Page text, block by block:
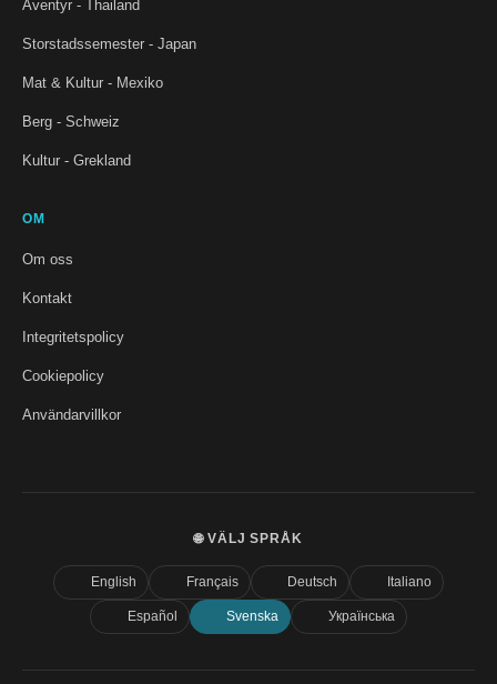
Äventyr - Thailand
Storstadssemester - Japan
Mat & Kultur - Mexiko
Berg - Schweiz
Kultur - Grekland
OM
Om oss
Kontakt
Integritetspolicy
Cookiepolicy
Användarvillkor
🌐 VÄLJ SPRÅK
English Français Deutsch Italiano
Español Svenska Українська